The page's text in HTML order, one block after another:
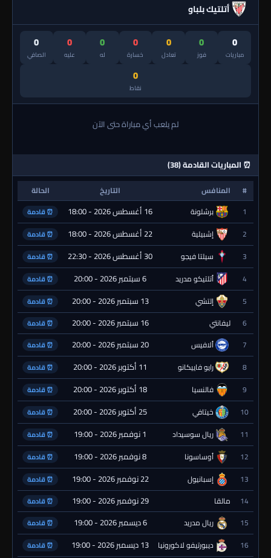
أتلتيك بلباو
0
مباريات
0
فوز
0
تعادل
0
خسارة
0
له
0
عليه
0
الصافي
0
نقاط
لم يلعب أي مباراة حتى الآن
⏰ المباريات القادمة (38)
# المنافس التاريخ
الحالة
1
برشلونة 16 أغسطس 2026 - 18:00 ⏰ قادمة
2 إشبيلية 22 أغسطس 2026 - 18:00 ⏰ قادمة
3 سيلتا فيجو 30 أغسطس 2026 - 22:30 ⏰ قادمة
4 أتلتيكو مدريد 6 سبتمبر 2026 - 20:00 ⏰ قادمة
5 إلتشي 13 سبتمبر 2026 - 20:00 ⏰ قادمة
6 ليفانتي 16 سبتمبر 2026 - 20:00 ⏰ قادمة
7 ألافيس 20 سبتمبر 2026 - 20:00 ⏰ قادمة
8 رايو فاييكانو 11 أكتوبر 2026 - 20:00 ⏰ قادمة
9 فالنسيا 18 أكتوبر 2026 - 20:00 ⏰ قادمة
10 خيتافي 25 أكتوبر 2026 - 20:00 ⏰ قادمة
11 ريال سوسيداد 1 نوفمبر 2026 - 19:00 ⏰ قادمة
12 أوساسونا 8 نوفمبر 2026 - 19:00 ⏰ قادمة
13 إسبانيول 22 نوفمبر 2026 - 19:00 ⏰ قادمة
14 مالقا 29 نوفمبر 2026 - 19:00 ⏰ قادمة
15 ريال مدريد 6 ديسمبر 2026 - 19:00 ⏰ قادمة
16 ديبورتيفو لاكورونيا 13 ديسمبر 2026 - 19:00 ⏰ قادمة